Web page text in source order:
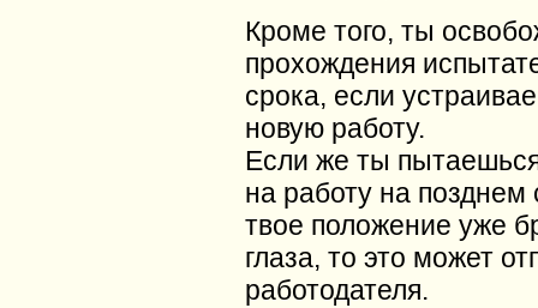
Кроме того, ты
прохождения
срока, если
новую работу.
Если же ты
на работу на позднем
твое положение уже
глаза, то это может
работодателя.